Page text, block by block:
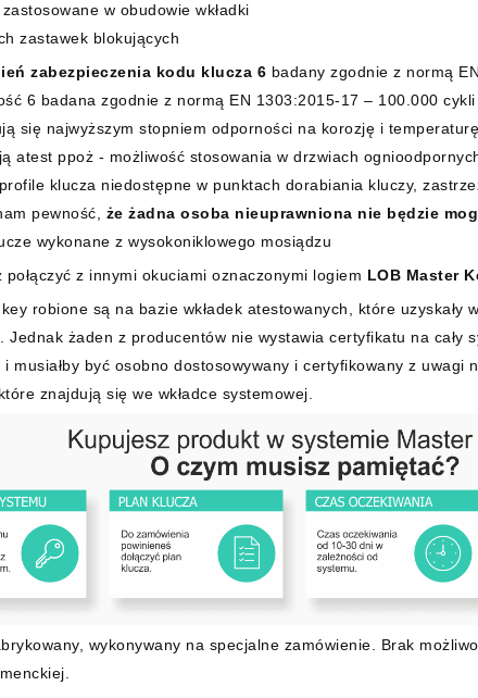
w obudowie wkładki
zastawek blokujących
zabezpieczenia kodu klucza 6 badany zgodnie z normą
6 badana zgodnie z normą EN 1303:2015-17 – 100.000 cykli
się najwyższym stopniem odporności na korozję i
atest ppoż - możliwość stosowania w drzwiach
klucza niedostępne w punktach dorabiania kluczy,
pewność, że żadna osoba nieuprawniona nie będzie
wykonane z wysokoniklowego mosiądzu
połączyć z innymi okuciami oznaczonymi logiem LOB Master
robione są na bazie wkładek atestowanych, które uzyskały
Jednak żaden z producentów nie wystawia certyfikatu na cały
musiałby być osobno dostosowywany i certyfikowany z uwagi
znajdują się we wkładce systemowej.
wykonywany na specjalne zamówienie. Brak